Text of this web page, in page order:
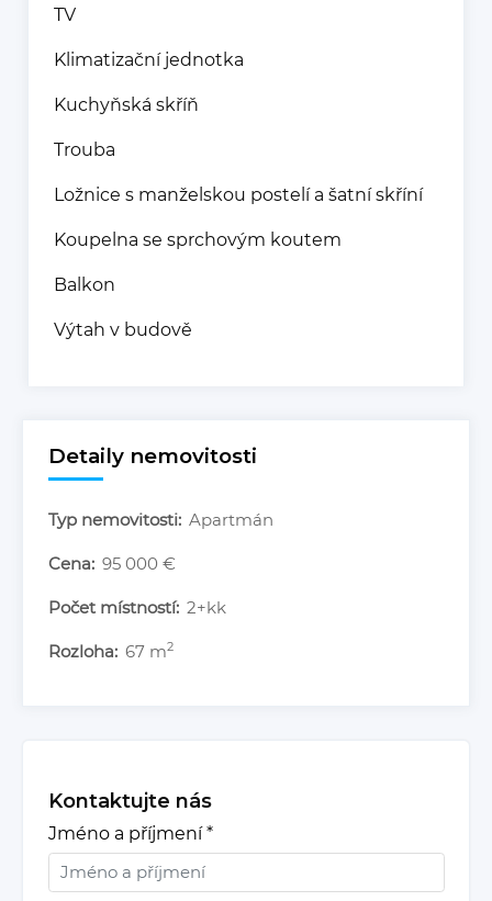
TV
Klimatizační jednotka
Kuchyňská skříň
Trouba
Ložnice s manželskou postelí a šatní skříní
Koupelna se sprchovým koutem
Balkon
Výtah v budově
Detaily nemovitosti
Typ nemovitosti: Apartmán
Cena: 95 000 €
Počet místností: 2+kk
Rozloha: 67 m2
Kontaktujte nás
Jméno a příjmení *